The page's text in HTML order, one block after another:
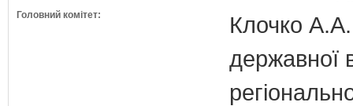
Головний комітет:
Клочко А.А.
державної